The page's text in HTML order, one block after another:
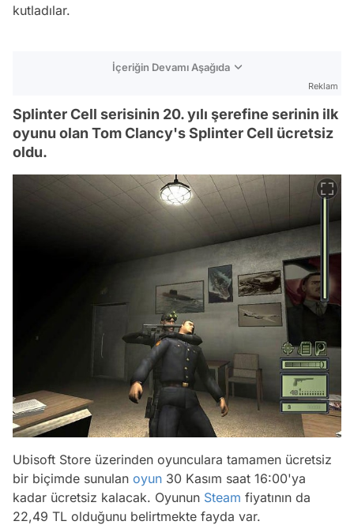
kutladılar.
İçeriğin Devamı Aşağıda
Reklam
Splinter Cell serisinin 20. yılı şerefine serinin ilk
oyunu olan Tom Clancy's Splinter Cell ücretsiz
oldu.
Ubisoft Store üzerinden oyunculara tamamen ücretsiz
bir biçimde sunulan oyun 30 Kasım saat 16:00'ya
kadar ücretsiz kalacak. Oyunun Steam fiyatının da
22,49 TL olduğunu belirtmekte fayda var.